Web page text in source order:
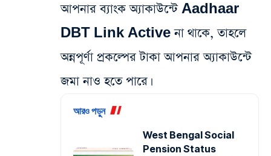
আপনার ব্যাংক অ্যাকাউন্টে Aadhaar
DBT Link Active না থাকে, তাহলে
অন্নপূর্ণা প্রকল্পের টাকা আপনার অ্যাকাউন্টে
জমা নাও হতে পারে।
আরও পড়ুন
West Bengal Social
Pension Status